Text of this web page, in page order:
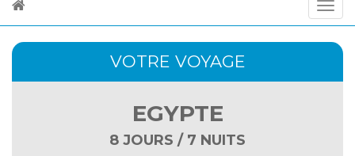
VOTRE VOYAGE
EGYPTE
8 JOURS / 7 NUITS